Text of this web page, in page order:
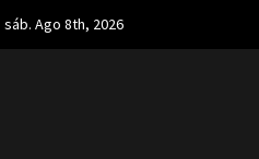
sáb. Ago 8th, 2026